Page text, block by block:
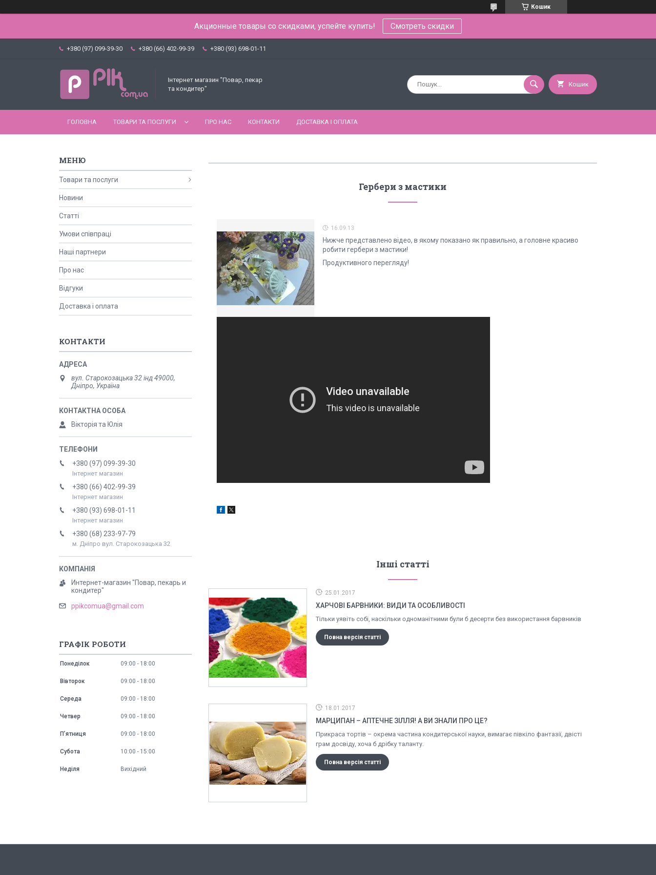
Кошик
Акционные товары со скидками, успейте купить! Смотреть скидки
+380 (97) 099-39-30 +380 (66) 402-99-39 +380 (93) 698-01-11
Інтернет магазин "Повар, пекар
та кондитер"
Кошик
ГОЛОВНА ТОВАРИ ТА ПОСЛУГИ ПРО НАС КОНТАКТИ ДОСТАВКА І ОПЛАТА
Гербери з мастики
16.09.13
Нижче представлено відео, в якому показано як правильно, а головне красиво
робити гербери з мастики!
Продуктивного перегляду!
Інші статті
25.01.2017
ХАРЧОВІ БАРВНИКИ: ВИДИ ТА ОСОБЛИВОСТІ
Тільки уявіть собі, наскільки одноманітними були б десерти без використання барвників
Повна версія статті
18.01.2017
МАРЦИПАН – АПТЕЧНЕ ЗІЛЛЯ! А ВИ ЗНАЛИ ПРО ЦЕ?
Прикраса тортів – окрема частина кондитерської науки, вимагає півкіло фантазії, двісті
грам досвіду, хоча б дрібку таланту.
Повна версія статті
Товари та послуги
Новини
Статті
Умови співпраці
Наші партнери
Про нас
Відгуки
Доставка і оплата
КОНТАКТИ
вул. Старокозацька 32 інд 49000,
Дніпро, Україна
Вікторія та Юлія
+380 (97) 099-39-30
Інтернет магазин
+380 (66) 402-99-39
Інтернет магазин
+380 (93) 698-01-11
Інтернет магазин
+380 (68) 233-97-79
м. Дніпро вул. Старокозацька 32
Интернет-магазин "Повар, пекарь и
кондитер"
ppikcomua@gmail.com
ГРАФІК РОБОТИ
Понеділок 09:00 18:00
Вівторок 09:00 18:00
Середа 09:00 18:00
Четвер 09:00 18:00
Пʼятниця 09:00 18:00
Субота 10:00 15:00
Неділя Вихідний